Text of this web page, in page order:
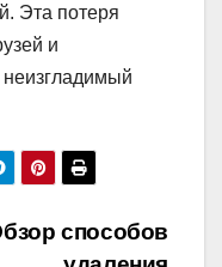
Эта потеря
и
неизгладимый
способов